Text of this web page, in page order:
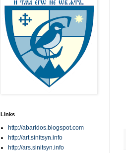
Links
http://abaridos.blogspot.com
http://art.sinitsyn.info
http://ars.sinitsyn.info